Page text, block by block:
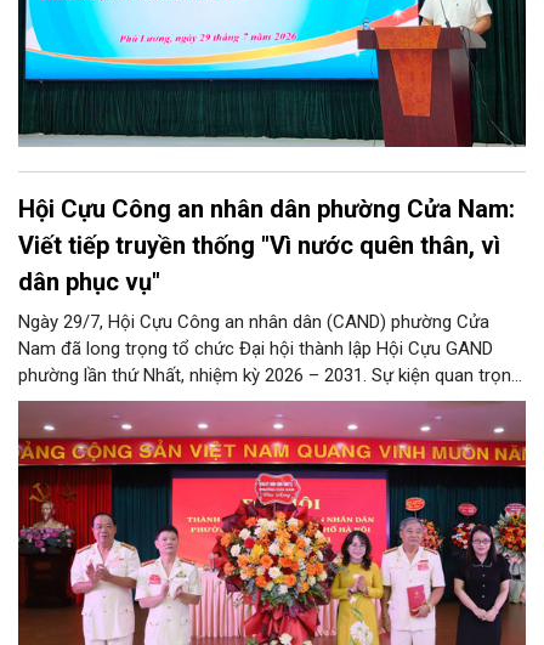
Hội Cựu Công an nhân dân phường Cửa Nam:
Viết tiếp truyền thống "Vì nước quên thân, vì
dân phục vụ"
Ngày 29/7, Hội Cựu Công an nhân dân (CAND) phường Cửa
Nam đã long trọng tổ chức Đại hội thành lập Hội Cựu GAND
phường lần thứ Nhất, nhiệm kỳ 2026 – 2031. Sự kiện quan trọng
này đánh dấu mốc kiện toàn tổ chức, mở ra chặng đường mới
nhằm tập hợp, đoàn kết và phát huy tối đa kinh nghiệm, trí tuệ
của lực lượng cựu CAND trong công tác giữ gìn an ninh trật tự,
phục vụ Nhân dân và phát triển địa phương.